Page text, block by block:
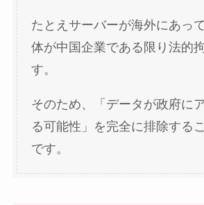
たとえサーバーが海外にあっ
体が中国企業である限り法的
す。
そのため、「データが政府に
る可能性」を完全に排除する
です。